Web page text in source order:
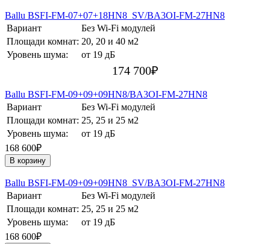
Ballu BSFI-FM-07+07+18HN8_SV/BA3OI-FM-27HN8
Вариант
Без Wi-Fi модулей
Площади комнат: 20, 20 и 40 м2
Уровень шума:
от 19 дБ
174 700₽
Ballu BSFI-FM-09+09+09HN8/BA3OI-FM-27HN8
Вариант
Без Wi-Fi модулей
Площади комнат: 25, 25 и 25 м2
Уровень шума:
от 19 дБ
168 600₽
В корзину
Ballu BSFI-FM-09+09+09HN8_SV/BA3OI-FM-27HN8
Вариант
Без Wi-Fi модулей
Площади комнат: 25, 25 и 25 м2
Уровень шума:
от 19 дБ
168 600₽